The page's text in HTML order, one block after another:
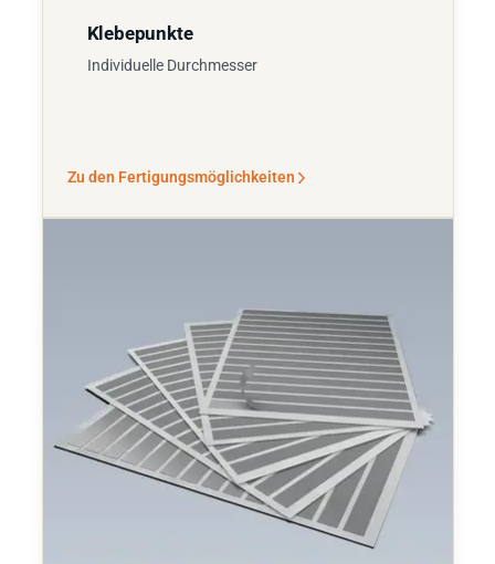
Klebepunkte
Individuelle Durchmesser
Zu den Fertigungsmöglichkeiten